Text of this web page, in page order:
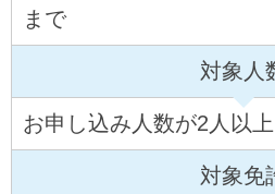
まで
対象人
お申し込み人数が2人以上
対象免